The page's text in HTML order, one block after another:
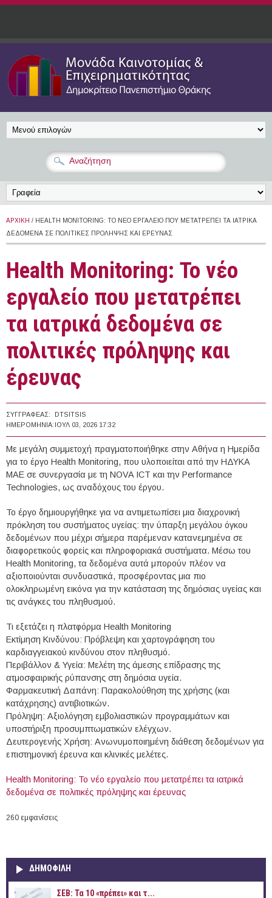
Παράκαμψη προς το κυρίως περιεχόμενο
ΑΡΧΙΚΉ / HEALTH MONITORING: ΤΟ ΝΈΟ ΕΡΓΑΛΕΊΟ ΠΟΥ ΜΕΤΑΤΡΈΠΕΙ ΤΑ ΙΑΤΡΙΚΆ
ΔΕΔΟΜΈΝΑ ΣΕ ΠΟΛΙΤΙΚΈΣ ΠΡΌΛΗΨΗΣ ΚΑΙ ΈΡΕΥΝΑΣ
Health Monitoring: Το νέο
εργαλείο που μετατρέπει
τα ιατρικά δεδομένα σε
πολιτικές πρόληψης και
έρευνας
ΣΥΓΓΡΑΦΈΑΣ:
DTSITSIS
ΗΜΕΡΟΜΗΝΊΑ: ΙΟΥΛ 03, 2026 17:32
Με μεγάλη συμμετοχή πραγματοποιήθηκε στην Αθήνα η Ημερίδα
για το έργο Health Monitoring, που υλοποιείται από την ΗΔΥΚΑ
ΜΑΕ σε συνεργασία με τη NOVA ICT και την Performance
Technologies, ως αναδόχους του έργου.
Το έργο δημιουργήθηκε για να αντιμετωπίσει μια διαχρονική
πρόκληση του συστήματος υγείας: την ύπαρξη μεγάλου όγκου
δεδομένων που μέχρι σήμερα παρέμεναν κατανεμημένα σε
διαφορετικούς φορείς και πληροφοριακά συστήματα. Μέσω του
Health Monitoring, τα δεδομένα αυτά μπορούν πλέον να
αξιοποιούνται συνδυαστικά, προσφέροντας μια πιο
ολοκληρωμένη εικόνα για την κατάσταση της δημόσιας υγείας και
τις ανάγκες του πληθυσμού.
Τι εξετάζει η πλατφόρμα Health Monitoring
Εκτίμηση Κινδύνου: Πρόβλεψη και χαρτογράφηση του
καρδιαγγειακού κινδύνου στον πληθυσμό.
Περιβάλλον & Υγεία: Μελέτη της άμεσης επίδρασης της
ατμοσφαιρικής ρύπανσης στη δημόσια υγεία.
Φαρμακευτική Δαπάνη: Παρακολούθηση της χρήσης (και
κατάχρησης) αντιβιοτικών.
Πρόληψη: Αξιολόγηση εμβολιαστικών προγραμμάτων και
υποστήριξη προσυμπτωματικών ελέγχων.
Δευτερογενής Χρήση: Ανωνυμοποιημένη διάθεση δεδομένων για
επιστημονική έρευνα και κλινικές μελέτες.
Health Monitoring: Το νέο εργαλείο που μετατρέπει τα ιατρικά
δεδομένα σε πολιτικές πρόληψης και έρευνας
260 εμφανίσεις
ΔΗΜΟΦΙΛΗ
ΣΕΒ: Τα 10 «πρέπει» και τ...